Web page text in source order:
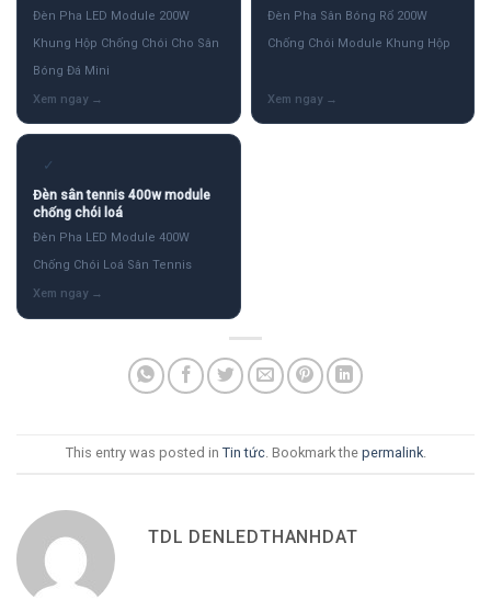
Đèn Pha LED Module 200W
Khung Hộp Chống Chói Cho Sân
Bóng Đá Mini
Đèn Pha Sân Bóng Rổ 200W
Chống Chói Module Khung Hộp
✓
Đèn sân tennis 400w module
chống chói loá
Đèn Pha LED Module 400W
Chống Chói Loá Sân Tennis
This entry was posted in Tin tức. Bookmark the permalink.
TDL DENLEDTHANHDAT